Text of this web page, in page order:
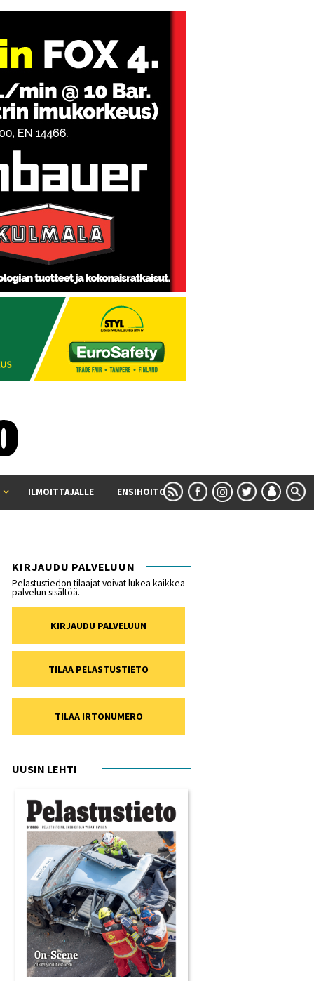
ILMOITTAJALLE ENSIHOITO
KIRJAUDU PALVELUUN
Pelastustiedon tilaajat voivat lukea kaikkea
palvelun sisältöä.
KIRJAUDU PALVELUUN
TILAA PELASTUSTIETO
TILAA IRTONUMERO
UUSIN LEHTI